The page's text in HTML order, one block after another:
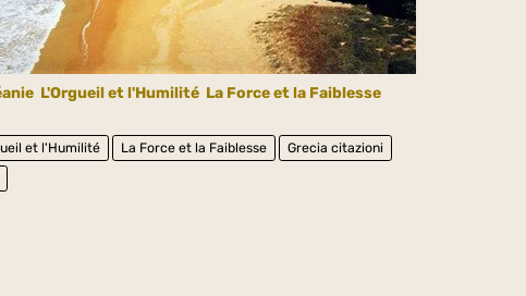
L'Orgueil et l'Humilité La Force et la Faiblesse
et l'Humilité La Force et la Faiblesse
Grecia citazioni